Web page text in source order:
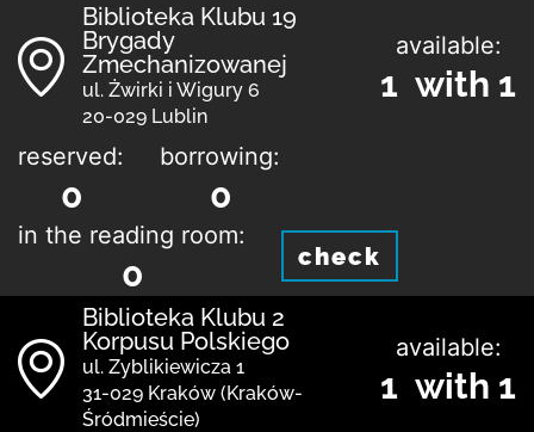
Biblioteka Klubu 19
Brygady
Zmechanizowanej
ul. Żwirki i Wigury 6
20-029 Lublin
available:
1 with 1
reserved:
0
borrowing:
0
in the reading room:
0 check
Biblioteka Klubu 2
Korpusu Polskiego
ul. Zyblikiewicza 1
31-029 Kraków (Kraków-
Śródmieście)
available:
1 with 1